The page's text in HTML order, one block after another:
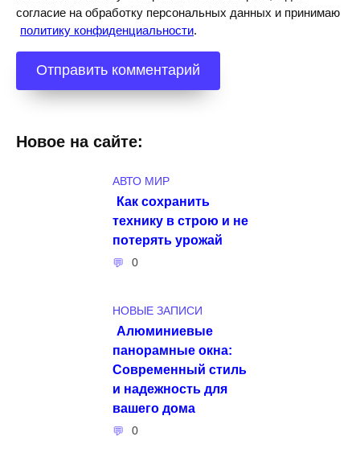
согласие на обработку персональных данных и принимаю
политику конфиденциальности.
Новое на сайте:
АВТО МИР
Как сохранить
технику в строю и не
потерять урожай
0
НОВЫЕ ЗАПИСИ
Алюминиевые
панорамные окна:
Современный стиль
и надежность для
вашего дома
0